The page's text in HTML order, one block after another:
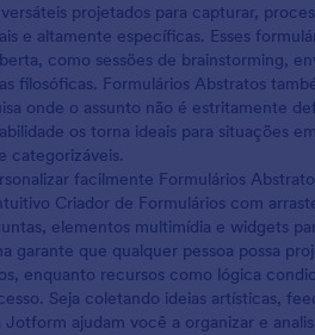
projetados para capturar,
e altamente específicas. Esses
como sessões de brainstorming,
filosóficas. Formulários Abstratos
onde o assunto não é estritamente
os torna ideais para situações
categorizáveis.
facilmente Formulários
Criador de Formulários com
elementos multimídia e widgets
garante que qualquer pessoa possa
enquanto recursos como lógica
Seja coletando ideias artísticas,
ajudam você a organizar e